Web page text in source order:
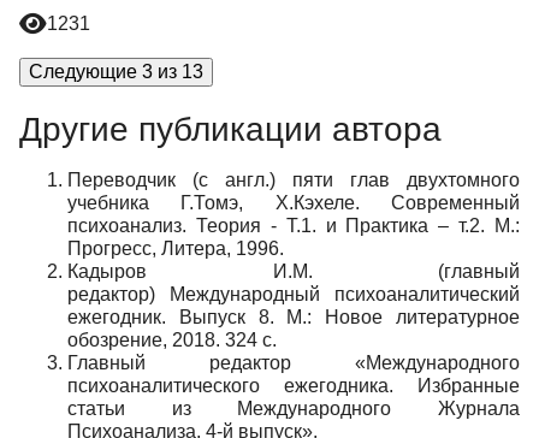
1231
Следующие 3 из 13
Другие публикации автора
Переводчик (с англ.) пяти глав двухтомного
учебника Г.Томэ, Х.Кэхеле. Современный
психоанализ. Теория - Т.1. и Практика – т.2. М.:
Прогресс, Литера, 1996.
Кадыров И.М. (главный
редактор) Международный психоаналитический
ежегодник. Выпуск 8. М.: Новое литературное
обозрение, 2018. 324 с.
Главный редактор «Международного
психоаналитического ежегодника. Избранные
статьи из Международного Журнала
Психоанализа. 4-й выпуск».